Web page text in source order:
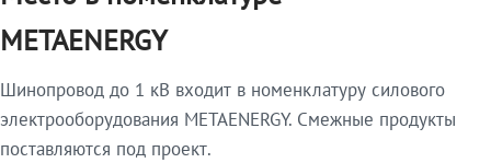
METAENERGY
Шинопровод до 1 кВ входит в номенклатуру силового
электрооборудования METAENERGY. Смежные продукты
поставляются под проект.